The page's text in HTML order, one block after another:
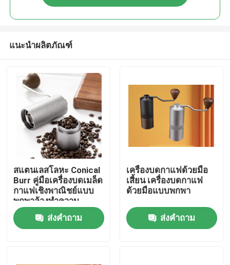
บ้าน
แนะนำผลิตภัณฑ์
สแตนเลสโลหะ Conical
Burr คู่มือเครื่องบดเมล็ด
กาแฟเชิงพาณิชย์แบบ
พกพาล้างทำความ
สะอาดได้มือหมุน
ส่งคำถาม
เครื่องบดกาแฟด้วยมือ
เสี้ยน เครื่องบดกาแฟ
ด้วยมือแบบพกพา
ส่งคำถาม